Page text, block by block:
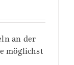
an der
möglichst